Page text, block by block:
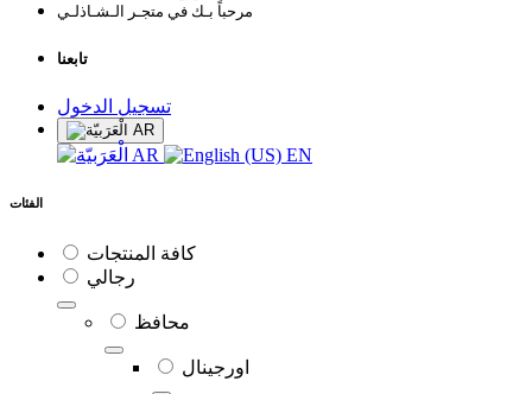
مرحباً بـك في متجـر الـشـاذلـي
تابعنا
تسجيل الدخول
AR
AR EN
الفئات
كافة المنتجات
رجالي
محافظ
اورجينال